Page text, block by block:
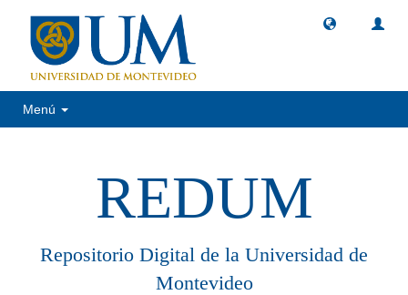
Menú
REDUM
Repositorio Digital de la Universidad de
Montevideo